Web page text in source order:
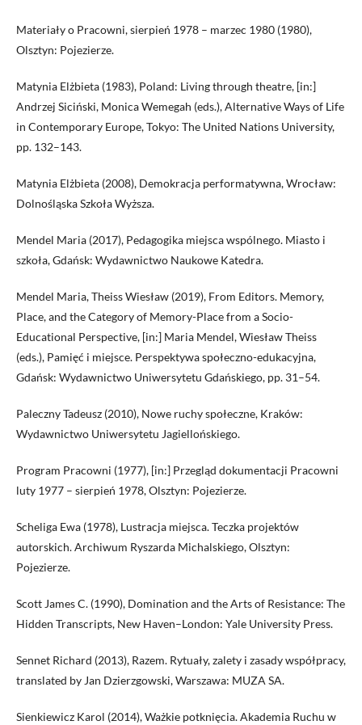
Materiały o Pracowni, sierpień 1978 – marzec 1980 (1980),
Olsztyn: Pojezierze.
Matynia Elżbieta (1983), Poland: Living through theatre, [in:]
Andrzej Siciński, Monica Wemegah (eds.), Alternative Ways of Life
in Contemporary Europe, Tokyo: The United Nations University,
pp. 132–143.
Matynia Elżbieta (2008), Demokracja performatywna, Wrocław:
Dolnośląska Szkoła Wyższa.
Mendel Maria (2017), Pedagogika miejsca wspólnego. Miasto i
szkoła, Gdańsk: Wydawnictwo Naukowe Katedra.
Mendel Maria, Theiss Wiesław (2019), From Editors. Memory,
Place, and the Category of Memory-Place from a Socio-
Educational Perspective, [in:] Maria Mendel, Wiesław Theiss
(eds.), Pamięć i miejsce. Perspektywa społeczno-edukacyjna,
Gdańsk: Wydawnictwo Uniwersytetu Gdańskiego, pp. 31–54.
Paleczny Tadeusz (2010), Nowe ruchy społeczne, Kraków:
Wydawnictwo Uniwersytetu Jagiellońskiego.
Program Pracowni (1977), [in:] Przegląd dokumentacji Pracowni
luty 1977 – sierpień 1978, Olsztyn: Pojezierze.
Scheliga Ewa (1978), Lustracja miejsca. Teczka projektów
autorskich. Archiwum Ryszarda Michalskiego, Olsztyn:
Pojezierze.
Scott James C. (1990), Domination and the Arts of Resistance: The
Hidden Transcripts, New Haven–London: Yale University Press.
Sennet Richard (2013), Razem. Rytuały, zalety i zasady współpracy,
translated by Jan Dzierzgowski, Warszawa: MUZA SA.
Sienkiewicz Karol (2014), Ważkie potknięcia. Akademia Ruchu w